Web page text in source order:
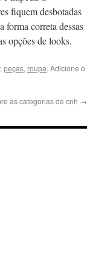
fiquem desbotadas
forma correta dessas
opções de looks.
, peças, roupa. Adicione o
as categorias de cnh →